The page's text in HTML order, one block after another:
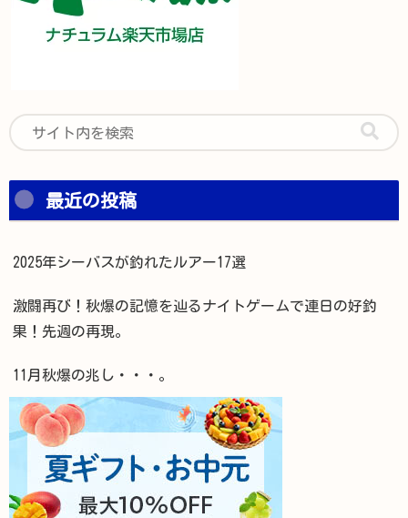
最近の投稿
2025年シーバスが釣れたルアー17選
激闘再び！秋爆の記憶を辿るナイトゲームで連日の好釣
果！先週の再現。
11月秋爆の兆し・・・。